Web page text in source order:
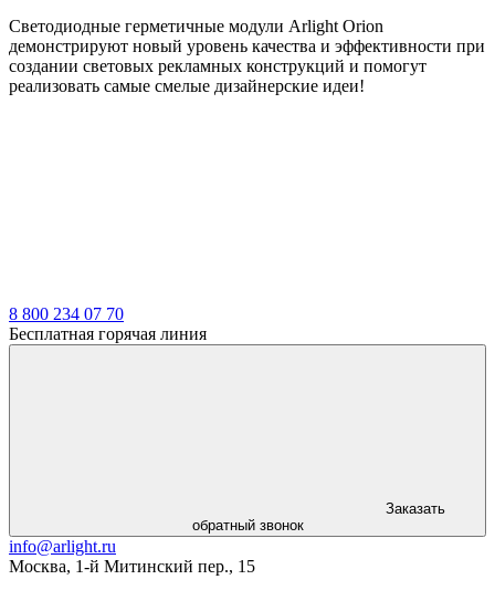
Светодиодные герметичные модули Arlight Orion
демонстрируют новый уровень качества и эффективности при
создании световых рекламных конструкций и помогут
реализовать самые смелые дизайнерские идеи!
8 800 234 07 70
Бесплатная горячая линия
Заказать
обратный звонок
info@arlight.ru
Москва, 1-й Митинский пер., 15